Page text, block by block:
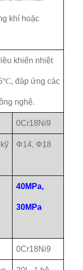
khí hoặc
khiển nhiệt
°C, đáp ứng các
nghệ.
0Cr18Ni9
Φ14, Φ18
40MPa,
30MPa
0Cr18Ni9